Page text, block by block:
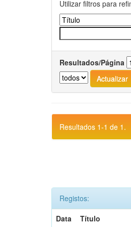
Utilizar filtros para
Resultados/Página
Resultados 1-1 de 1.
Registos:
Data
Título